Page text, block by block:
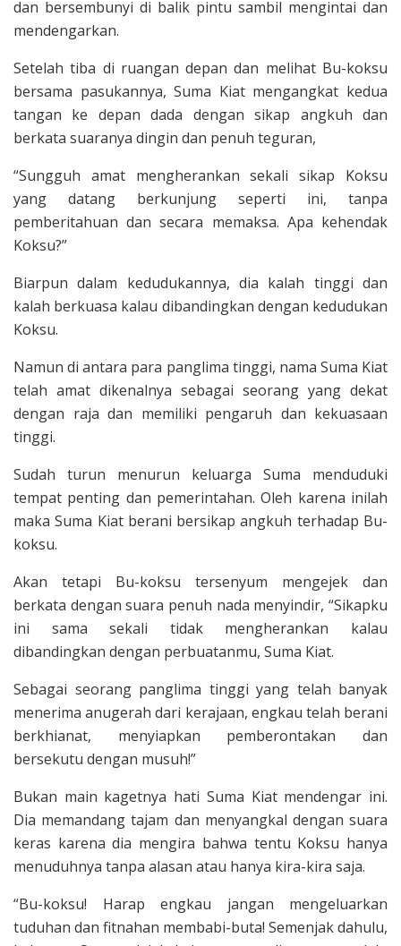
dan bersembunyi di balik pintu sambil mengintai dan
mendengarkan.
Setelah tiba di ruangan depan dan melihat Bu-koksu
bersama pasukannya, Suma Kiat mengangkat kedua
tangan ke depan dada dengan sikap angkuh dan
berkata suaranya dingin dan penuh teguran,
“Sungguh amat mengherankan sekali sikap Koksu
yang datang berkunjung seperti ini, tanpa
pemberitahuan dan secara memaksa. Apa kehendak
Koksu?”
Biarpun dalam kedudukannya, dia kalah tinggi dan
kalah berkuasa kalau dibandingkan dengan kedudukan
Koksu.
Namun di antara para panglima tinggi, nama Suma Kiat
telah amat dikenalnya sebagai seorang yang dekat
dengan raja dan memiliki pengaruh dan kekuasaan
tinggi.
Sudah turun menurun keluarga Suma menduduki
tempat penting dan pemerintahan. Oleh karena inilah
maka Suma Kiat berani bersikap angkuh terhadap Bu-
koksu.
Akan tetapi Bu-koksu tersenyum mengejek dan
berkata dengan suara penuh nada menyindir, “Sikapku
ini sama sekali tidak mengherankan kalau
dibandingkan dengan perbuatanmu, Suma Kiat.
Sebagai seorang panglima tinggi yang telah banyak
menerima anugerah dari kerajaan, engkau telah berani
berkhianat, menyiapkan pemberontakan dan
bersekutu dengan musuh!”
Bukan main kagetnya hati Suma Kiat mendengar ini.
Dia memandang tajam dan menyangkal dengan suara
keras karena dia mengira bahwa tentu Koksu hanya
menuduhnya tanpa alasan atau hanya kira-kira saja.
“Bu-koksu! Harap engkau jangan mengeluarkan
tuduhan dan fitnahan membabi-buta! Semenjak dahulu,